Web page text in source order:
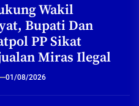
Wakil
Bupati Dan
PP Sikat
Miras Ilegal
01/08/2026